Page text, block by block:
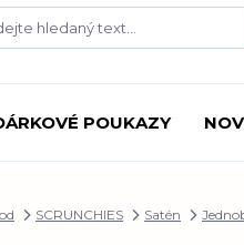
POUKAZY
SCRUNCHIES Satén